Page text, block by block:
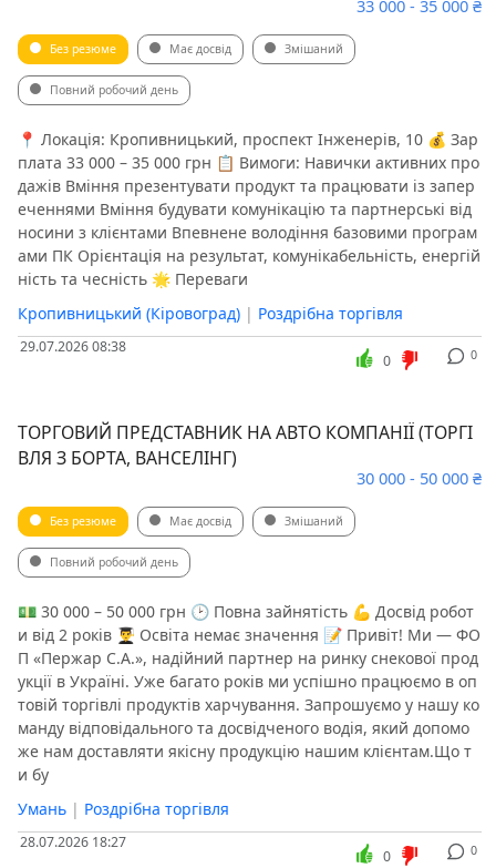
33 000 - 35 000 ₴
Без резюме Має досвід Змішаний
Повний робочий день
📍 Локація: Кропивницький, проспект Інженерів, 10 💰 Зар
плата 33 000 – 35 000 грн 📋 Вимоги: Навички активних про
дажів Вміння презентувати продукт та працювати із запер
еченнями Вміння будувати комунікацію та партнерські від
носини з клієнтами Впевнене володіння базовими програм
ами ПК Орієнтація на результат, комунікабельність, енергій
ність та чесність 🌟 Переваги
Кропивницький (Кіровоград) | Роздрібна торгівля
29.07.2026 08:38 0
0
ТОРГОВИЙ ПРЕДСТАВНИК НА АВТО КОМПАНІЇ (ТОРГІ
ВЛЯ З БОРТА, ВАНСЕЛІНГ)
30 000 - 50 000 ₴
Без резюме Має досвід Змішаний
Повний робочий день
💵 30 000 – 50 000 грн 🕑 Повна зайнятість 💪 Досвід робот
и від 2 років 👨‍🎓 Освіта немає значення 📝 Привіт! Ми — ФО
П «Пержар С.А.», надійний партнер на ринку снекової прод
укції в Україні. Уже багато років ми успішно працюємо в оп
товій торгівлі продуктів харчування. Запрошуємо у нашу ко
манду відповідального та досвідченого водія, який допомо
же нам доставляти якісну продукцію нашим клієнтам.Що т
и бу
Умань | Роздрібна торгівля
28.07.2026 18:27 0
0